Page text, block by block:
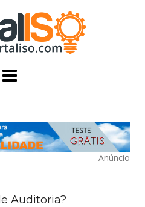
Anúncio
Auditoria?